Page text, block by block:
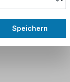
Speichern